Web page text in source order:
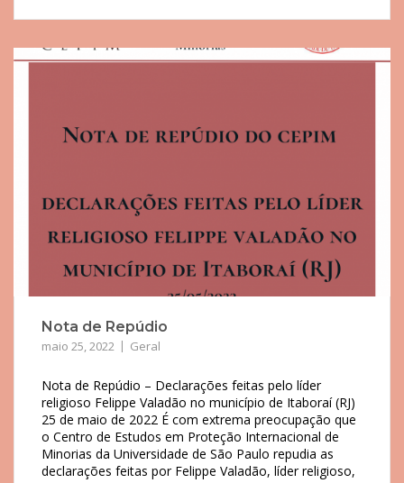
Nota de Repúdio
maio 25, 2022 Geral
Nota de Repúdio – Declarações feitas pelo líder
religioso Felippe Valadão no município de Itaboraí (RJ)
25 de maio de 2022 É com extrema preocupação que
o Centro de Estudos em Proteção Internacional de
Minorias da Universidade de São Paulo repudia as
declarações feitas por Felippe Valadão, líder religioso,